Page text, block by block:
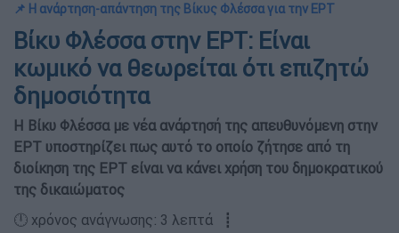
📌 Η ανάρτηση-απάντηση της Βίκυς Φλέσσα για την ΕΡΤ
Βίκυ Φλέσσα στην ΕΡΤ: Είναι
κωμικό να θεωρείται ότι επιζητώ
δημοσιότητα
Η Βίκυ Φλέσσα με νέα ανάρτησή της απευθυνόμενη στην
ΕΡΤ υποστηρίζει πως αυτό το οποίο ζήτησε από τη
διοίκηση της ΕΡΤ είναι να κάνει χρήση του δημοκρατικού
της δικαιώματος
🕛 χρόνος ανάγνωσης: 3 λεπτά ┋